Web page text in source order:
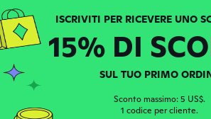
C Carmel
Iscrizione dal 2021 15
recensioni
15% DI
SUL TUO PRIMO
Sconto massimo: 5 US$.
1 codice per cliente.